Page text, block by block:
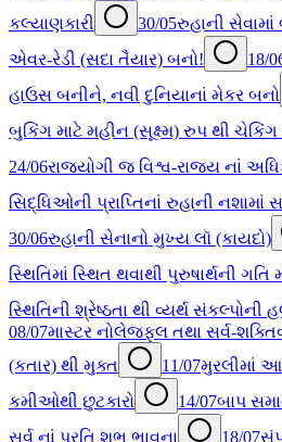
કલ્યાણકારી
30/05રુહાની
એવર-રેડી (સદા તૈયાર) બનો!
18/
હાઉસ બનીને, નવી દુનિયાનાં મેકર બનો
બુકિંગ માટે મહીન (સૂક્ષ્મ) રુપ થી
24/06રાજયોગી જ વિશ્વ-રાજ્ય નાં
સિદ્ધિઓની પ્રાપ્તિનાં રુહાની નશામાં
30/06રુહાની સેનાનો મુખ્ય લૉ (કાયદો)
સ્થિતિમાં સ્થિત થવાથી પુરુષાર્થની ગતિ
સ્થિતિની શ્રેષ્ઠતા થી વ્યર્થ સંકલ્પોની
08/07માસ્ટર નોલેજફુલ તથા સર્વ-
(કતાર) થી મુક્ત
11/07મુરલીમાં
કમીઓથી છુટકારો
14/07બાપ
સર્વ નાં પ્રતિ શુભ ભાવના
18/07